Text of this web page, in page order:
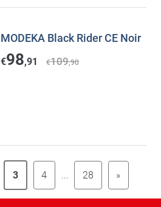
MODEKA Black Rider CE Noir
€98,91 €109,90
3 4 ... 28 »